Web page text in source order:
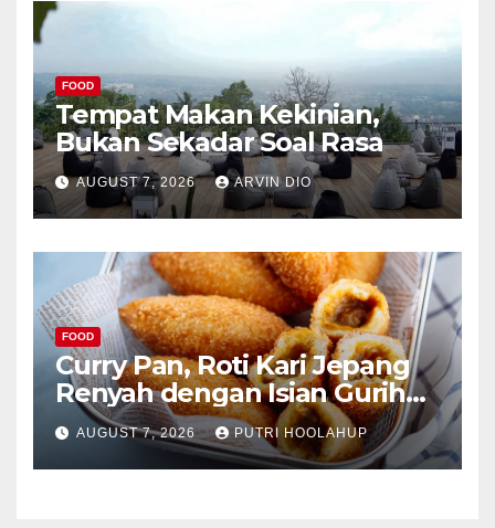
FOOD
Tempat Makan Kekinian,
Bukan Sekadar Soal Rasa
AUGUST 7, 2026 ARVIN DIO
FOOD
Curry Pan, Roti Kari Jepang
Renyah dengan Isian Gurih
Menggoda
AUGUST 7, 2026 PUTRI HOOLAHUP